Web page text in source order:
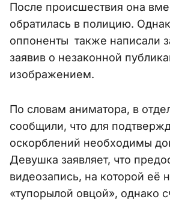
После происшествия она
обратилась в полицию.
оппоненты также написали
заявив о незаконной
изображением.
По словам аниматора, в
сообщили, что для
оскорблений необходимы
Девушка заявляет, что
видеозапись, на которой её
«тупорылой овцой», однако